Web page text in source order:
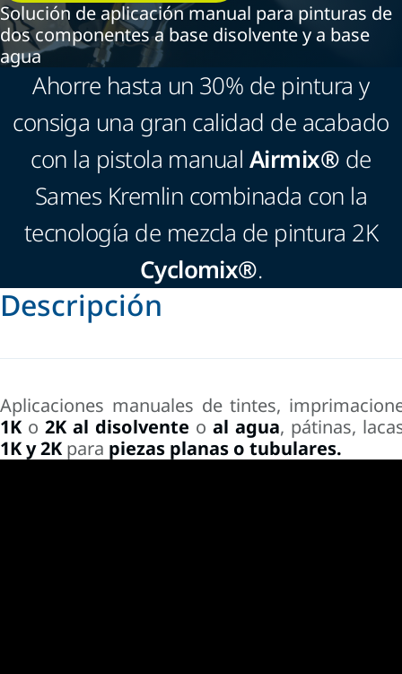
Solución de aplicación manual para pinturas de
dos componentes a base disolvente y a base
agua
Ahorre hasta un 30% de pintura y
consiga una gran calidad de acabado
con la pistola manual Airmix® de
Sames Kremlin combinada con la
tecnología de mezcla de pintura 2K
Cyclomix®.
Descripción
Aplicaciones manuales de tintes,
1K o 2K al disolvente o al agua, pátinas,
1K y 2K para piezas planas o tubulares.